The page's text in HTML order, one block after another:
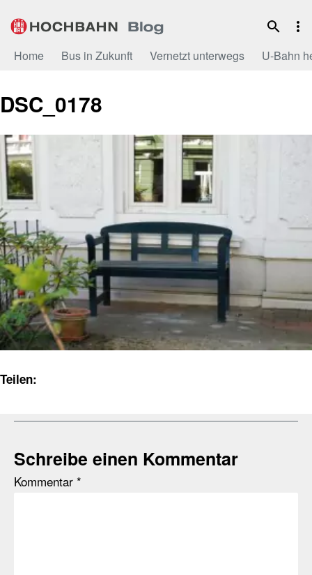
Inhalt
Home Bus in Zukunft Vernetzt unterwegs U-Bahn
DSC_0178
Teilen:
Schreibe einen Kommentar
Kommentar *